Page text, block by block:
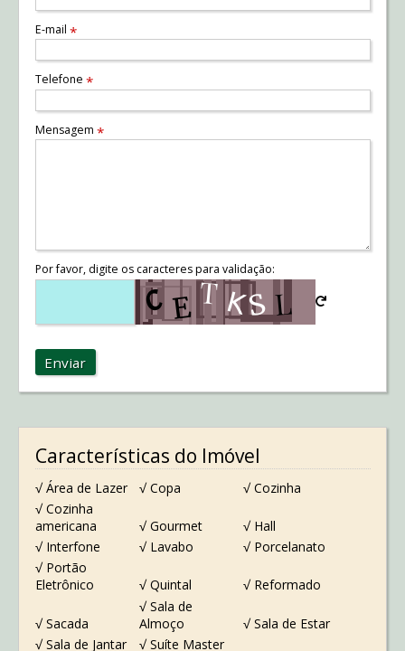
E-mail *
Telefone *
Mensagem *
Por favor, digite os caracteres para validação:
Enviar
Características do Imóvel
√ Área de Lazer √ Copa
√ Cozinha
√ Cozinha
americana
√ Gourmet
√ Hall
√ Interfone
√ Lavabo
√ Porcelanato
√ Portão
Eletrônico
√ Quintal √ Reformado
√ Sacada
√ Sala de
Almoço
√ Sala de Estar
√ Sala de Jantar
√ Suíte Master